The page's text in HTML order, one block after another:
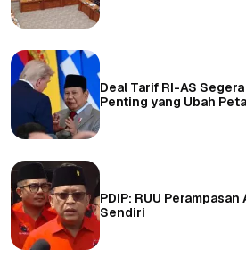
Deal Tarif RI-AS
Penting yang Ubah
PDIP: RUU
Sendiri